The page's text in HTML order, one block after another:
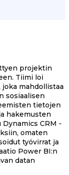
projektin
Tiimi loi
mahdollistaa
sosiaalisen
tietojen
hakemusten
CRM -
omaten
työvirrat ja
Power BI:n
datan